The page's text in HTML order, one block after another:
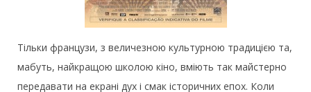
Тільки французи, з величезною культурною традицією та,
мабуть, найкращою школою кіно, вміють так майстерно
передавати на екрані дух і смак історичних епох. Коли